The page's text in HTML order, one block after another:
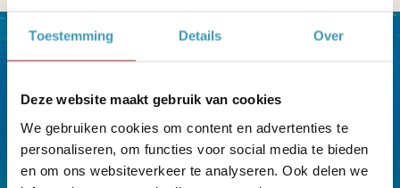
Toestemming Details Over
Deze website maakt gebruik van cookies
We gebruiken cookies om content en advertenties te
personaliseren, om functies voor social media te bieden
en om ons websiteverkeer te analyseren. Ook delen we